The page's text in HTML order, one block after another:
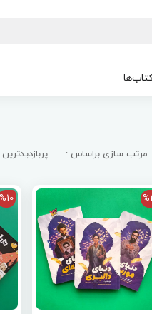
مرتب سازی براساس : پربازدیدترین
%10